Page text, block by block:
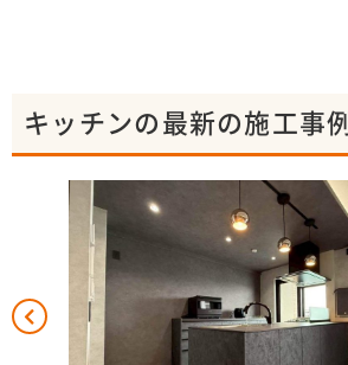
キッチンの最新の施工事例